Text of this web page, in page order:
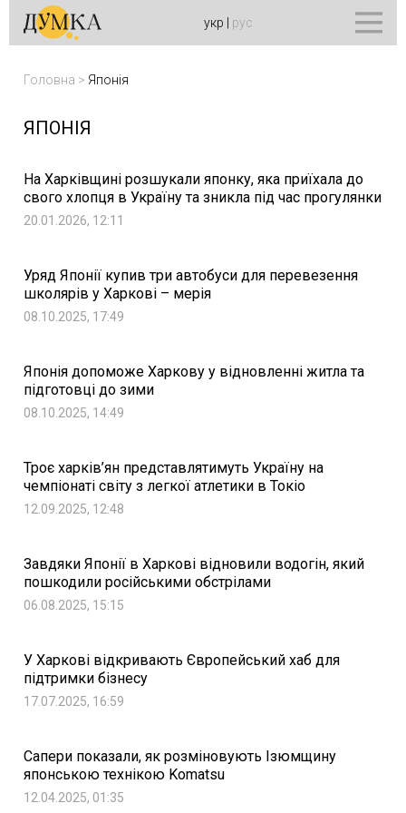
укр рус
Головна > Японія
ЯПОНІЯ
На Харківщині розшукали японку, яка приїхала до
свого хлопця в Україну та зникла під час прогулянки
20.01.2026, 12:11
Уряд Японії купив три автобуси для перевезення
школярів у Харкові – мерія
08.10.2025, 17:49
Японія допоможе Харкову у відновленні житла та
підготовці до зими
08.10.2025, 14:49
Троє харків’ян представлятимуть Україну на
чемпіонаті світу з легкої атлетики в Токіо
12.09.2025, 12:48
Завдяки Японії в Харкові відновили водогін, який
пошкодили російськими обстрілами
06.08.2025, 15:15
У Харкові відкривають Європейський хаб для
підтримки бізнесу
17.07.2025, 16:59
Сапери показали, як розміновують Ізюмщину
японською технікою Komatsu
12.04.2025, 01:35